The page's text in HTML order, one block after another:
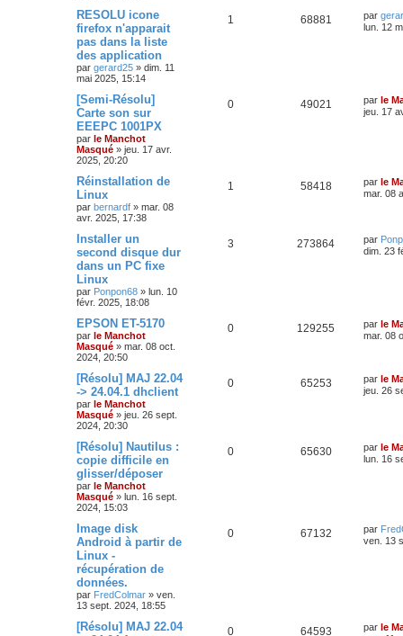
RESOLU icone
firefox n'apparait
pas dans la liste
des application
par gerard25 » dim. 11
mai 2025, 15:14
1 68881 par
lun. 12
[Semi-Résolu]
Carte son sur
EEEPC 1001PX
par le Manchot
Masqué » jeu. 17 avr.
2025, 20:20
0 49021 par le
jeu. 17
Réinstallation de
Linux
par bernardf » mar. 08
avr. 2025, 17:38
1 58418 par le
mar. 08
Installer un
second disque dur
dans un PC fixe
Linux
par Ponpon68 » lun. 10
févr. 2025, 18:08
3 273864 par
dim. 23
EPSON ET-5170
par le Manchot
Masqué » mar. 08 oct.
2024, 20:50
0 129255 par le
mar. 08
[Résolu] MAJ 22.04
-> 24.04.1 dhclient
par le Manchot
Masqué » jeu. 26 sept.
2024, 20:30
0 65253 par le
jeu. 26
[Résolu] Nautilus :
copie difficile en
glisser/déposer
par le Manchot
Masqué » lun. 16 sept.
2024, 15:03
0 65630 par le
lun. 16
Image disk
Android à partir de
Linux -
récupération de
données.
par FredColmar » ven.
13 sept. 2024, 18:55
0 67132 par
ven. 13
[Résolu] MAJ 22.04
0 64593 par le